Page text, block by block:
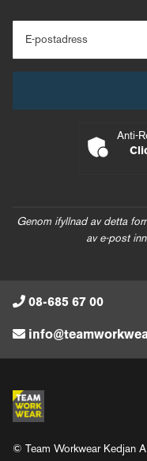
E-postadress
Anti-
Genom ifyllnad av detta
av e-post
08-685 67 00
© Team Workwear Kedjan